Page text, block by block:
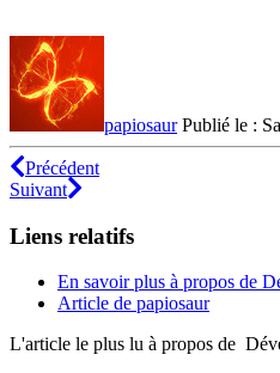
papiosaurPublié le :
Précédent
Suivant
Liens relatifs
En savoir plus à propos de
Article de papiosaur
L'article le plus lu à propos de